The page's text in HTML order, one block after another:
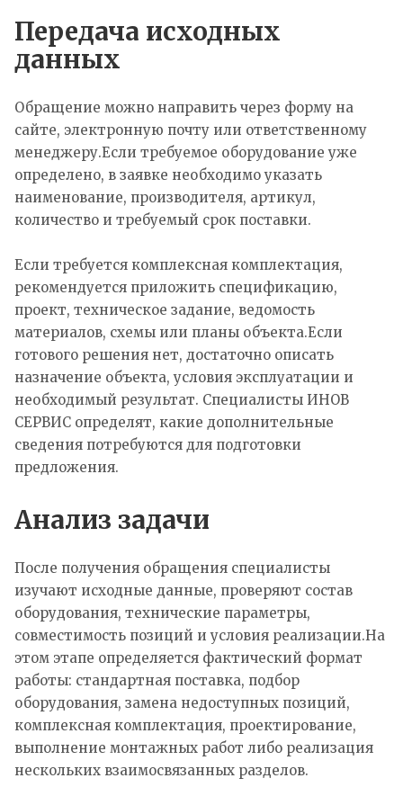
Передача исходных
данных
Обращение можно направить через форму на
сайте, электронную почту или ответственному
менеджеру.Если требуемое оборудование уже
определено, в заявке необходимо указать
наименование, производителя, артикул,
количество и требуемый срок поставки.
Если требуется комплексная комплектация,
рекомендуется приложить спецификацию,
проект, техническое задание, ведомость
материалов, схемы или планы объекта.Если
готового решения нет, достаточно описать
назначение объекта, условия эксплуатации и
необходимый результат. Специалисты ИНОВ
СЕРВИС определят, какие дополнительные
сведения потребуются для подготовки
предложения.
Анализ задачи
После получения обращения специалисты
изучают исходные данные, проверяют состав
оборудования, технические параметры,
совместимость позиций и условия реализации.На
этом этапе определяется фактический формат
работы: стандартная поставка, подбор
оборудования, замена недоступных позиций,
комплексная комплектация, проектирование,
выполнение монтажных работ либо реализация
нескольких взаимосвязанных разделов.